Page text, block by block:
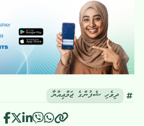
ދިވެހި ޝެފުންގެ ޖަމްޢިއްޔާ